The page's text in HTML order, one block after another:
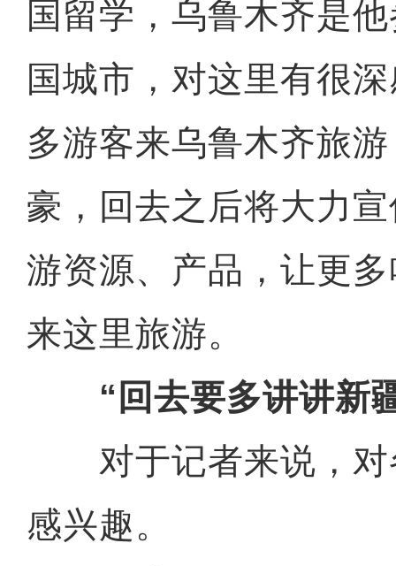
国留学，乌鲁木齐是
国城市，对这里有很
多游客来乌鲁木齐旅
豪，回去之后将大力
游资源、产品，让更
来这里旅游。
“回去要多讲讲新
对于记者来说，对
感兴趣。